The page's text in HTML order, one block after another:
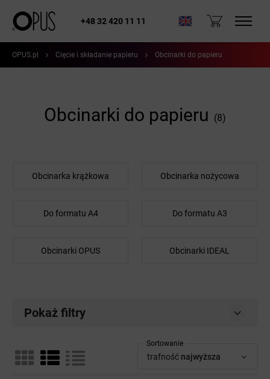
+48 32 420 11 11
OPUS.pl Cięcie i składanie papieru Obcinarki do papieru
Obcinarki do papieru (8)
Obcinarka krążkowa Obcinarka nożycowa
Do formatu A4 Do formatu A3
Obcinarki OPUS Obcinarki IDEAL
Pokaż filtry
Sortowanie
trafność najwyższa